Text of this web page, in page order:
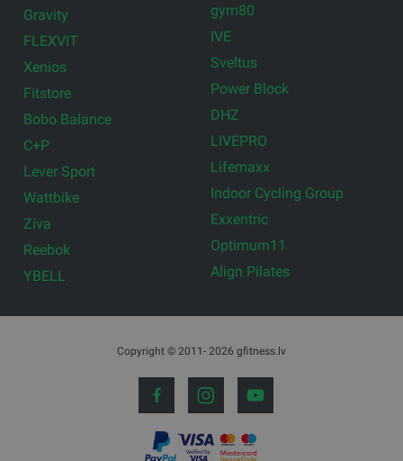
Gravity
FLEXVIT
Xenios
Fitstore
Bobo Balance
C+P
Lever Sport
Wattbike
Ziva
Reebok
YBELL
gym80
IVE
Sveltus
Power Block
DHZ
LIVEPRO
Lifemaxx
Indoor Cycling Group
Exxentric
Optimum11
Align Pilates
Copyright © 2011- 2026 gfitness.lv